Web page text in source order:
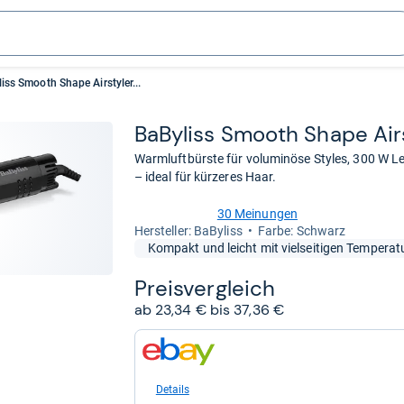
Smooth Shape Airstyler...
BaBy­liss Smooth Shape
Warmluftbürste für voluminöse Styles, 300 W
– ideal für kürzeres Haar.
von
30 Meinungen
Her­stel­ler: BaByliss
Farbe: Schwarz
Kompakt und leicht mit vielseitigen
Preis­ver­gleich
ab 23,34 € bis 37,36 €
zum
Shop:
eBayDetails